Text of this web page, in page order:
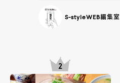
S-styleWEB編集室